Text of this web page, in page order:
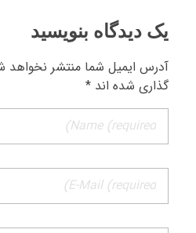
یک دیدگاه بنویسید
آدرس ایمیل شما منتشر نخواهد
گذاری شده اند *